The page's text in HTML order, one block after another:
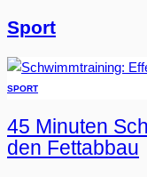
Sport
SPORT
45 Minuten
den Fettabbau